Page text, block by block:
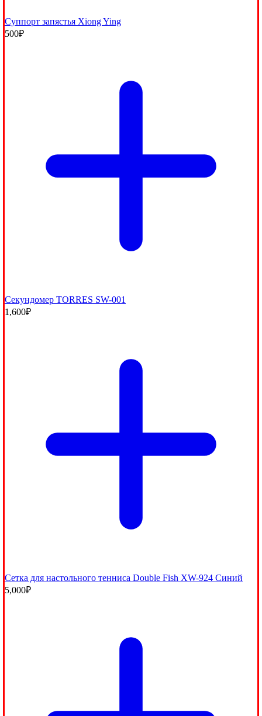
Суппорт запястья Xiong Ying
500₽
Секундомер TORRES SW-001
1,600₽
Сетка для настольного тенниса Double Fish XW-924 Синий
5,000₽